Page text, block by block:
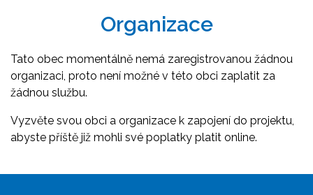
Organizace
Tato obec momentálně nemá zaregistrovanou žádnou
organizaci, proto není možné v této obci zaplatit za
žádnou službu.
Vyzvěte svou obci a organizace k zapojení do projektu,
abyste příště již mohli své poplatky platit online.